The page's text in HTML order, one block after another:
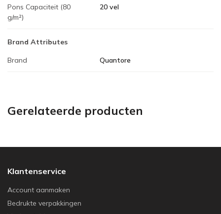
Pons Capaciteit (80
g/m²)
20 vel
Brand Attributes
Brand Quantore
Gerelateerde producten
Klantenservice
Account aanmaken
Bedrukte verpakkingen